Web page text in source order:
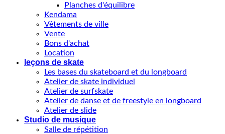
Planches d'équilibre
Kendama
Vêtements de ville
Vente
Bons d'achat
Location
leçons de skate
Les bases du skateboard et du longboard
Atelier de skate individuel
Atelier de surfskate
Atelier de danse et de freestyle en longboard
Atelier de slide
Studio de musique
Salle de répétition